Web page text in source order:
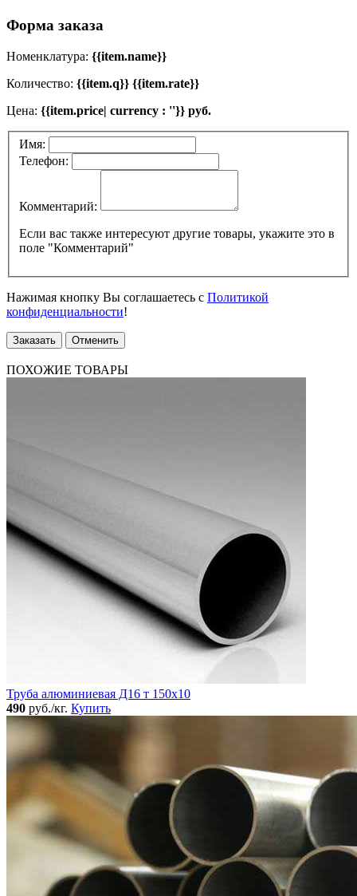
Форма заказа
Номенклатура: {{item.name}}
Количество: {{item.q}} {{item.rate}}
Цена: {{item.price| currency : ''}} руб.
Имя:
Телефон:
Комментарий:
Если вас также интересуют другие товары, укажите это в
поле "Комментарий"
Нажимая кнопку Вы соглашаетесь с Политикой
конфиденциальности!
Заказать Отменить
ПОХОЖИЕ ТОВАРЫ
Труба алюминиевая Д16 т 150х10
490 руб./кг. Купить